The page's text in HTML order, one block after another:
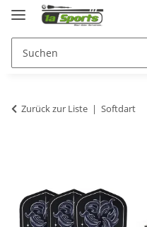
Zurück zur Liste Softdart